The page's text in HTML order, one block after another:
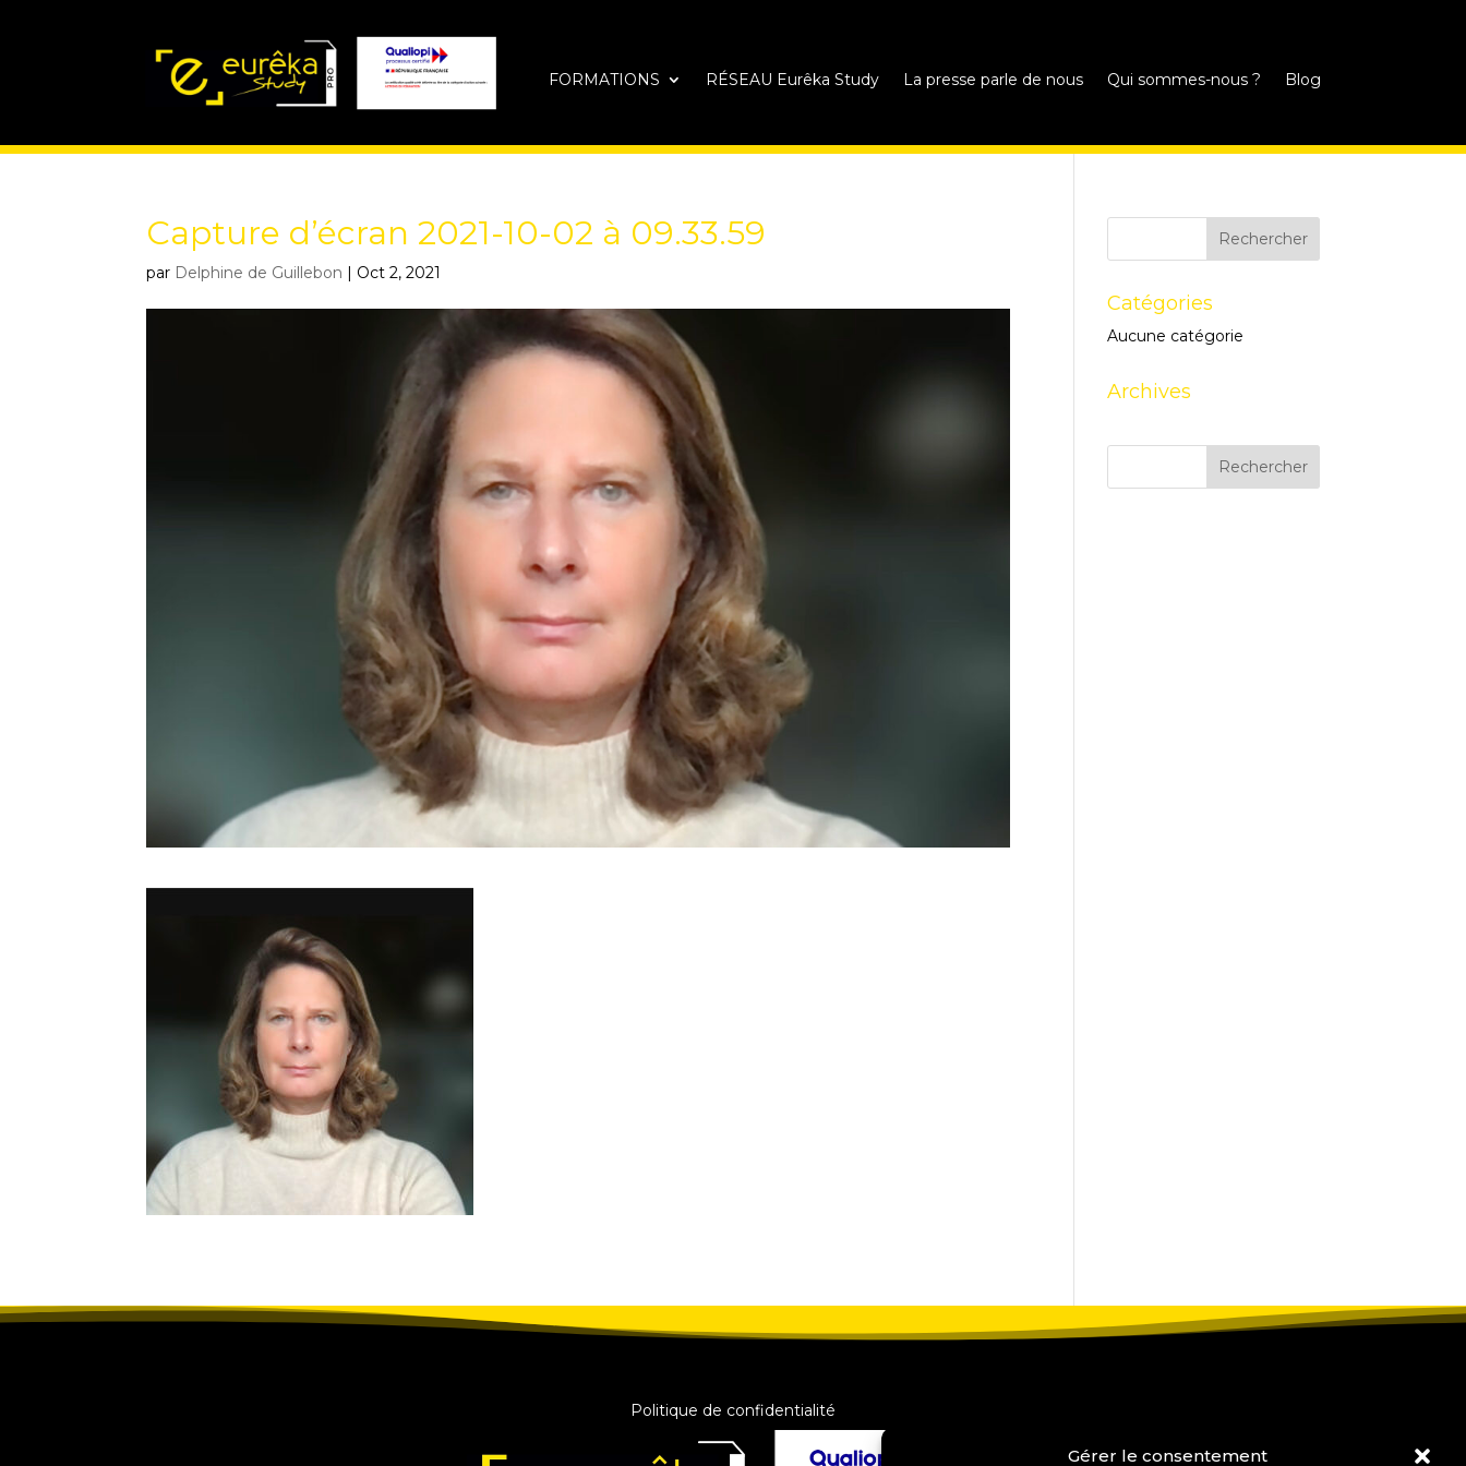
Gérer le consentement
FORMATIONS RÉSEAU Eurêka Study La presse parle de nous Qui sommes-nous ? Blog
Capture d’écran 2021-10-02 à 09.33.59
par Delphine de Guillebon | Oct 2, 2021
Catégories
Aucune catégorie
Archives
Politique de confidentialité